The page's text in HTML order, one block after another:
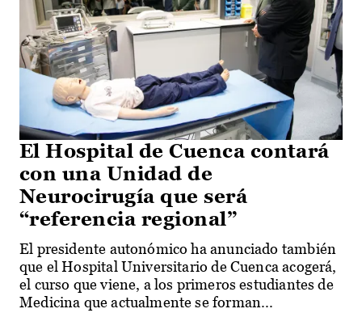
El Hospital de Cuenca contará
con una Unidad de
Neurocirugía que será
“referencia regional”
El presidente autonómico ha anunciado también
que el Hospital Universitario de Cuenca acogerá,
el curso que viene, a los primeros estudiantes de
Medicina que actualmente se forman...